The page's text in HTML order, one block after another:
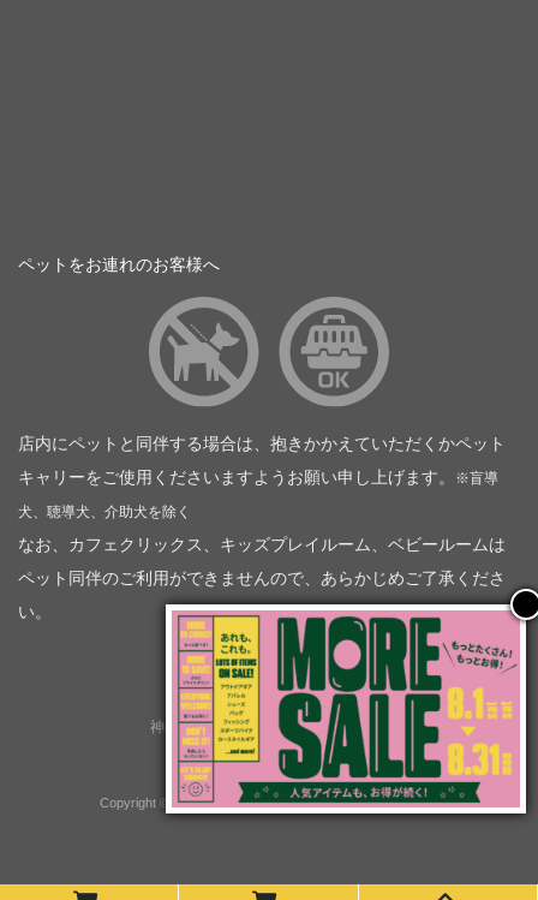
ペットをお連れのお客様へ
店内にペットと同伴する場合は、抱きかかえていただくかペット
キャリーをご使用くださいますようお願い申し上げます。
※盲導
犬、聴導犬、介助犬を除く
なお、カフェクリックス、キッズプレイルーム、ベビールームは
ペット同伴のご利用ができませんので、あらかじめご了承くださ
い。
神奈川トヨタ自動車（企業情報）
トヨタモビリティ神奈川
株式会社会社ＫＴグループ
Copyright © GOOD OPEN AIRS myX All Rights Reserved.